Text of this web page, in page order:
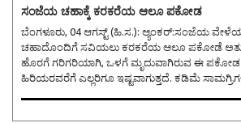
ಸಂಜೆಯ ಚಹಾಕ್ಕೆ ಕರಕರೆಯ ಆಲೂ ಪಕೋಡ
ಬೆಂಗಳೂರು, 04 ಆಗಸ್ಟ್ (ಹಿ.ಸ.): ಆ್ಯಂಕರ್:ಸಂಜೆಯ ವೇಳೆಯಲ್ಲಿ ಬಿಸಿ ಬಿಸಿ
ಚಹಾದೊಂದಿಗೆ ಸವಿಯಲು ಕರಕರೆಯ ಆಲೂ ಪಕೋಡೆ
ಹೊರಗೆ ಗರಿಗರಿಯಾಗಿ, ಒಳಗೆ ಮೃದುವಾಗಿರುವ ಈ
ಹಿರಿಯರವರೆಗೆ ಎಲ್ಲರಿಗೂ ಇಷ್ಟವಾಗುತ್ತದೆ. ಕಡಿಮೆ